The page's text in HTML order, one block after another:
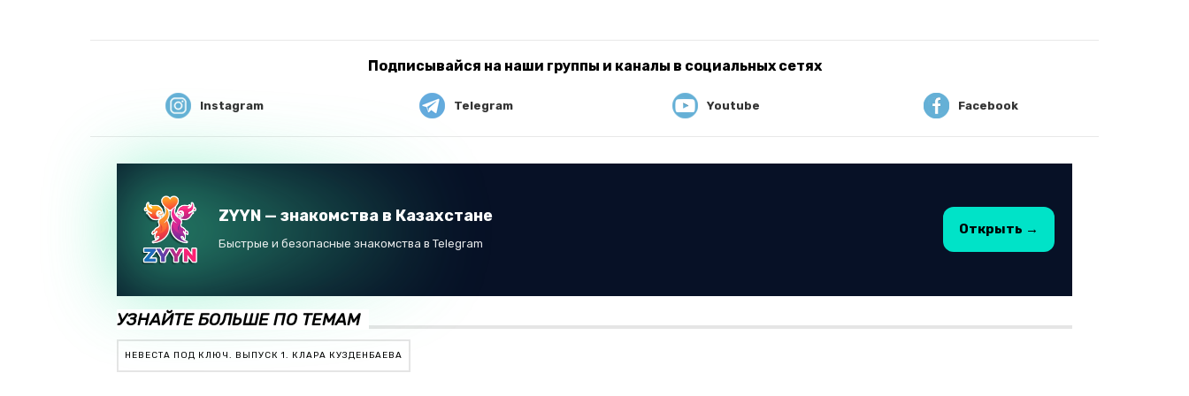
Подписывайся на наши группы и каналы в социальных сетях
Instagram Telegram Youtube Facebook
ZYYN — знакомства в Казахстане
Быстрые и безопасные знакомства в Telegram
Открыть →
УЗНАЙТЕ БОЛЬШЕ ПО ТЕМАМ
НЕВЕСТА ПОД КЛЮЧ. ВЫПУСК 1. КЛАРА КУЗДЕНБАЕВА